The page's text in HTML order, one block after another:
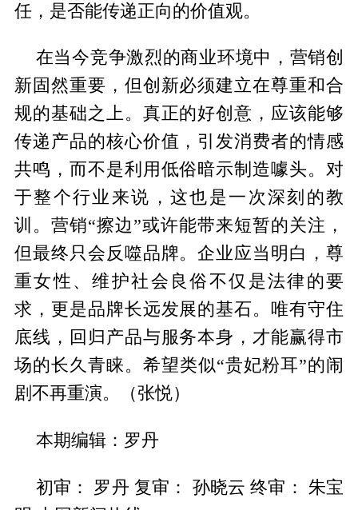
任，是否能传递正向的价值观。
在当今竞争激烈的商业环境中，营销创
新固然重要，但创新必须建立在尊重和合
规的基础之上。真正的好创意，应该能够
传递产品的核心价值，引发消费者的情感
共鸣，而不是利用低俗暗示制造噱头。对
于整个行业来说，这也是一次深刻的教
训。营销“擦边”或许能带来短暂的关注，
但最终只会反噬品牌。企业应当明白，尊
重女性、维护社会良俗不仅是法律的要
求，更是品牌长远发展的基石。唯有守住
底线，回归产品与服务本身，才能赢得市
场的长久青睐。希望类似“贵妃粉耳”的闹
剧不再重演。（张悦）
本期编辑：罗丹
初审： 罗丹 复审： 孙晓云 终审： 朱宝